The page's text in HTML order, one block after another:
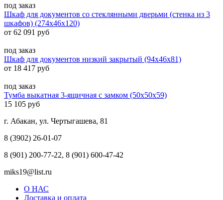
под заказ
Шкаф для документов со стеклянными дверьми (стенка из 3
шкафов) (274x46x120)
от 62 091 руб
под заказ
Шкаф для документов низкий закрытый (94x46x81)
от 18 417 руб
под заказ
Тумба выкатная 3-ящичная с замком (50x50x59)
15 105 руб
г. Абакан, ул. Чертыгашева, 81
8 (3902) 26-01-07
8 (901) 200-77-22, 8 (901) 600-47-42
miks19@list.ru
О НАС
Доставка и оплата